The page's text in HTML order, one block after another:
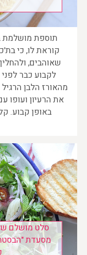
תוספת מושלמת
קוראת לו, כי
שאוהבים,
לקבוע כבר
מהאורז הלבן
את הרעיון ועופו
באופן קבוע.
סלט מושלם
מסעדת